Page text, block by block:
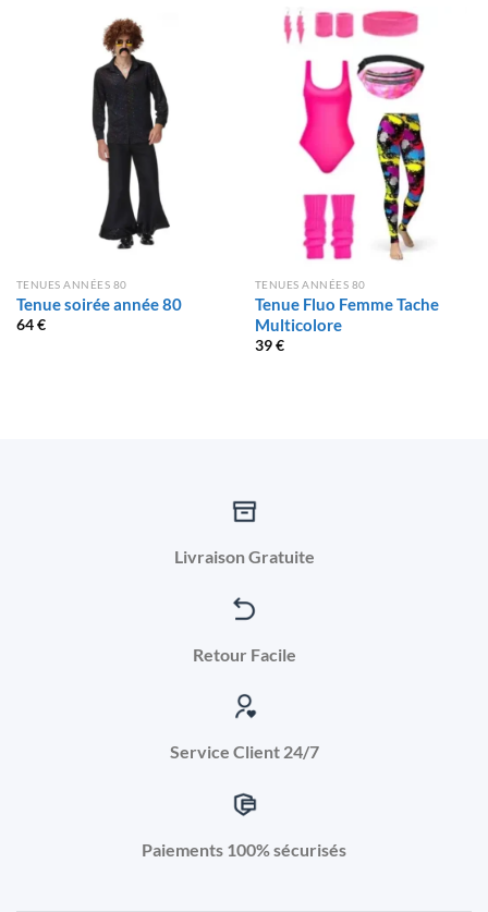
TENUES ANNÉES 80
Tenue soirée année 80
64€
TENUES ANNÉES 80
Tenue Fluo Femme Tache
Multicolore
39€
Livraison Gratuite
Retour Facile
Service Client 24/7
Paiements 100% sécurisés